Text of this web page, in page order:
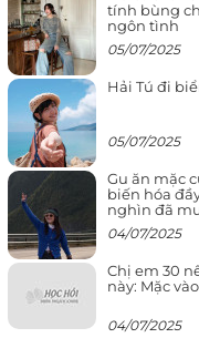
tính bùng
ngôn tình
05/07/2025
Hải Tú đi
05/07/2025
Gu ăn mặc
biến hóa
nghìn đã
04/07/2025
Chị em 30
này: Mặc
04/07/2025